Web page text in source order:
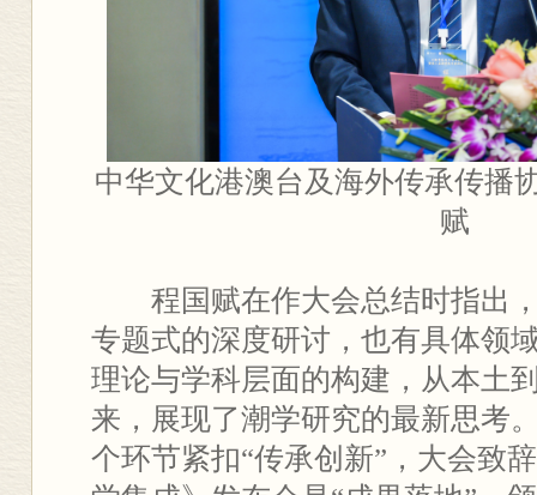
中华文化港澳台及海外传承传播
赋
程国赋在作大会总结时指出
专题式的深度研讨，也有具体领
理论与学科层面的构建，从本土
来，展现了潮学研究的最新思考
个环节紧扣“传承创新”，大会致